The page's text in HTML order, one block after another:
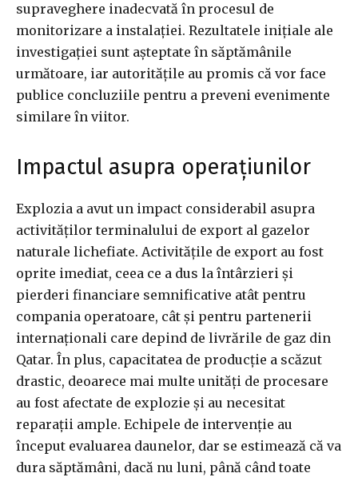
supraveghere inadecvată în procesul de
monitorizare a instalației. Rezultatele inițiale ale
investigației sunt așteptate în săptămânile
următoare, iar autoritățile au promis că vor face
publice concluziile pentru a preveni evenimente
similare în viitor.
Impactul asupra operațiunilor
Explozia a avut un impact considerabil asupra
activităților terminalului de export al gazelor
naturale lichefiate. Activitățile de export au fost
oprite imediat, ceea ce a dus la întârzieri și
pierderi financiare semnificative atât pentru
compania operatoare, cât și pentru partenerii
internaționali care depind de livrările de gaz din
Qatar. În plus, capacitatea de producție a scăzut
drastic, deoarece mai multe unități de procesare
au fost afectate de explozie și au necesitat
reparații ample. Echipele de intervenție au
început evaluarea daunelor, dar se estimează că va
dura săptămâni, dacă nu luni, până când toate